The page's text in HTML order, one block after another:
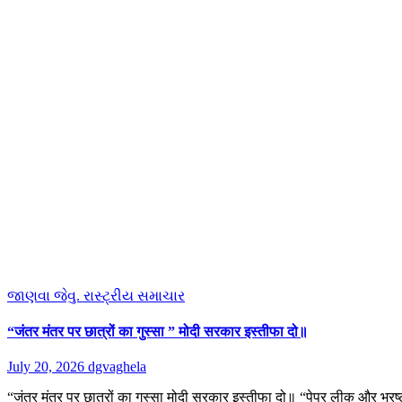
જાણવા જેવુ. રાસ્ટ્રીય સમાચાર
“जंतर मंतर पर छात्रों का गुस्सा ” मोदी सरकार इस्तीफा दो॥
July 20, 2026 dgvaghela
“जंतर मंतर पर छात्रों का गुस्सा मोदी सरकार इस्तीफा दो॥ “पेपर लीक और